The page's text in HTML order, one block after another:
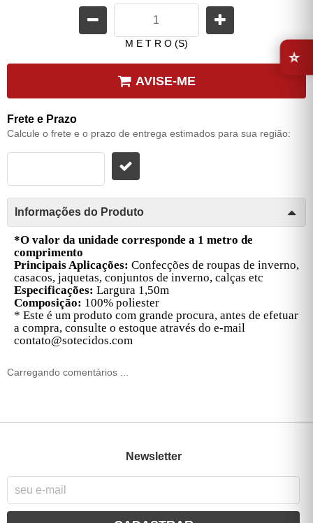
M E T R O (S)
AVISE-ME
Frete e Prazo
Calcule o frete e o prazo de entrega estimados para sua região:
Informações do Produto
*O valor da unidade corresponde a 1 metro de
comprimento
Principais Aplicações: Confecções de roupas de inverno,
casacos, jaquetas, conjuntos de inverno, calças etc
Especificações: Largura 1,50m
Composição: 100% poliester
* Este é um produto com grande procura, antes de efetuar
a compra, consulte o estoque através do e-mail
contato@sotecidos.com
Carregando comentários ...
Newsletter
⭐